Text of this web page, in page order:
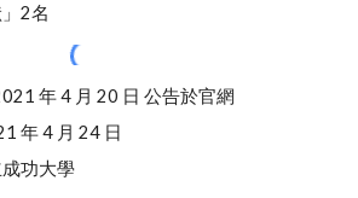
」2名
年 4 月 20 日 公告於官網
年 4 月 24 日
功大學